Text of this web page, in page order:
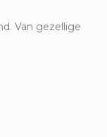
Van gezellige